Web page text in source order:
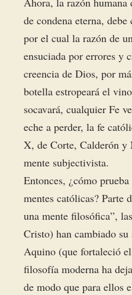
de condena eterna,
por el cual la razón de
ensuciada por errores y
creencia de Dios, por
botella estropeará el
socavará, cualquier Fe
eche a perder, la fe
X, de Corte, Calderón y
mente subjectivista.
Entonces, ¿cómo
mentes católicas? Parte
una mente filosófica”,
Cristo) han cambiado
Aquino (que fortaleció el
filosofía moderna ha
de modo que para ellos